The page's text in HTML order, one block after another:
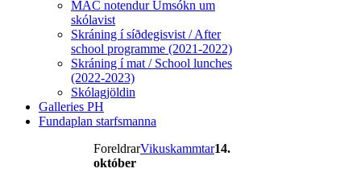
MAC notendur Umsókn um
skólavist
Skráning í síðdegisvist / After
school programme (2021-2022)
Skráning í mat / School lunches
(2022-2023)
Skólagjöldin
Galleries PH
Fundaplan starfsmanna
ForeldrarVikuskammtar14.
október